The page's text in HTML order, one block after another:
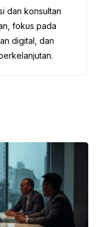
dan konsultan
fokus pada
digital, dan